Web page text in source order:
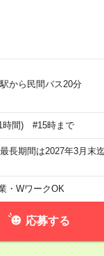
から民間バス20分
時間) #15時まで
長期間は2027年3月
・WワークOK
応募する